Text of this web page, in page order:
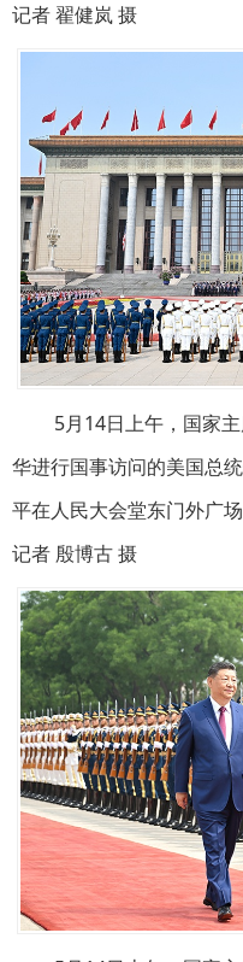
记者 翟健岚 摄
5月14日上午，国家
华进行国事访问的美国总
平在人民大会堂东门外广
记者 殷博古 摄